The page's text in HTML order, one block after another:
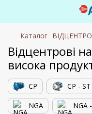
Каталог
Відцентрові
висока
CP CP - ST
NGA NGA